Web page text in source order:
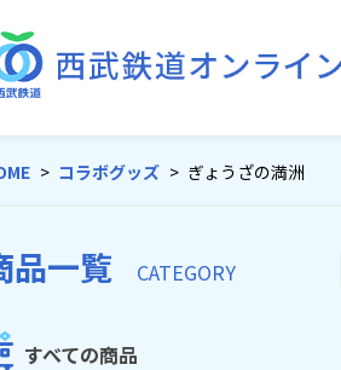
コラボグッズ ぎょうざの満洲
品一覧 CATEGORY
すべての商品